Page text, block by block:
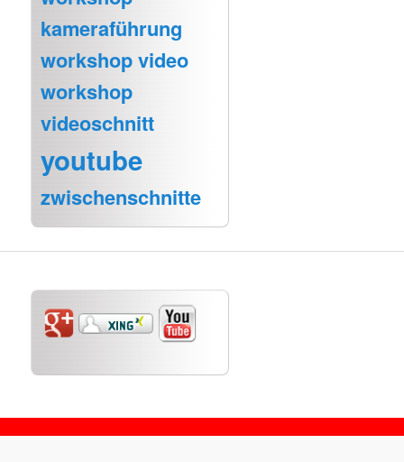
kameraführung
workshop video
workshop
videoschnitt
youtube
zwischenschnitte